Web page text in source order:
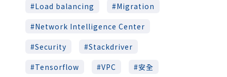
Load balancing
Migration
Network Intelligence Center
Security
Stackdriver
Tensorflow
VPC
安全